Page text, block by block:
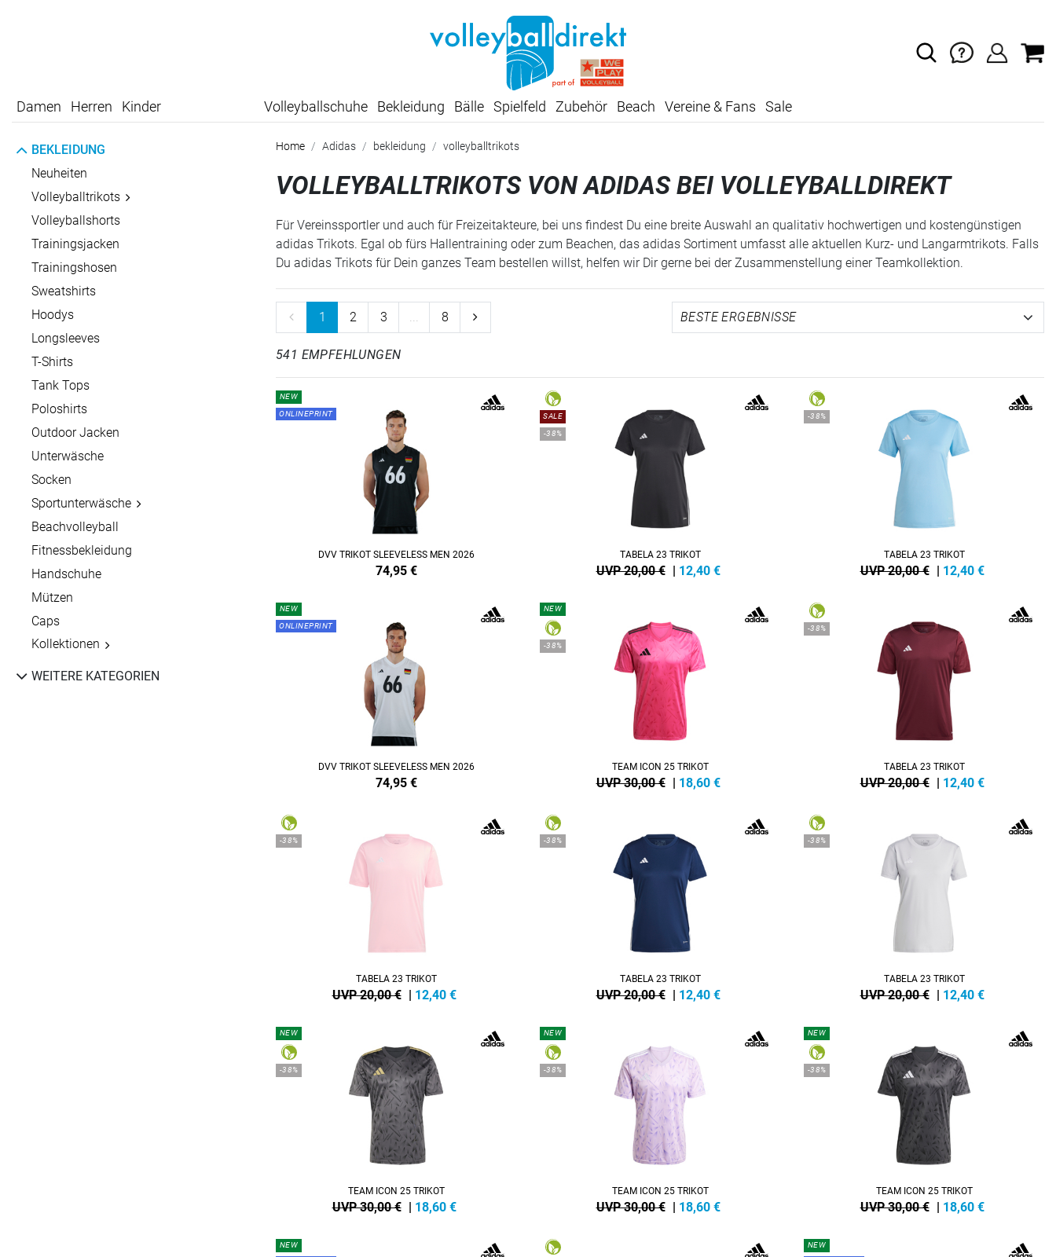
SUMMER SALE: SPARE BIS ZU 65%
Damen Herren Kinder Volleyballschuhe Bekleidung Bälle Spielfeld Zubehör Beach Vereine & Fans Sale
BEKLEIDUNG
Neuheiten
Volleyballtrikots
Volleyballshorts
Trainingsjacken
Trainingshosen
Sweatshirts
Hoodys
Longsleeves
T-Shirts
Tank Tops
Poloshirts
Outdoor Jacken
Unterwäsche
Socken
Sportunterwäsche
Beachvolleyball
Fitnessbekleidung
Handschuhe
Mützen
Caps
Kollektionen
WEITERE KATEGORIEN
Home Adidas bekleidung volleyballtrikots
VOLLEYBALLTRIKOTS VON ADIDAS BEI VOLLEYBALLDIREKT
Für Vereinssportler und auch für Freizeitakteure, bei uns findest Du eine breite Auswahl an qualitativ hochwertigen und kostengünstigen
adidas Trikots. Egal ob fürs Hallentraining oder zum Beachen, das adidas Sortiment umfasst alle aktuellen Kurz- und Langarmtrikots. Falls
Du adidas Trikots für Dein ganzes Team bestellen willst, helfen wir Dir gerne bei der Zusammenstellung einer Teamkollektion.
1 2 3 ... 8
541 EMPFEHLUNGEN
NEW
ONLINEPRINT
DVV TRIKOT SLEEVELESS MEN 2026
74,95 €
SALE
-38%
TABELA 23 TRIKOT
UVP 20,00 € | 12,40 €
-38%
TABELA 23 TRIKOT
UVP 20,00 € | 12,40 €
NEW
ONLINEPRINT
DVV TRIKOT SLEEVELESS MEN 2026
74,95 €
NEW
-38%
TEAM ICON 25 TRIKOT
UVP 30,00 € | 18,60 €
-38%
TABELA 23 TRIKOT
UVP 20,00 € | 12,40 €
-38%
TABELA 23 TRIKOT
UVP 20,00 € | 12,40 €
-38%
TABELA 23 TRIKOT
UVP 20,00 € | 12,40 €
-38%
TABELA 23 TRIKOT
UVP 20,00 € | 12,40 €
NEW
-38%
TEAM ICON 25 TRIKOT
UVP 30,00 € | 18,60 €
NEW
-38%
TEAM ICON 25 TRIKOT
UVP 30,00 € | 18,60 €
NEW
-38%
TEAM ICON 25 TRIKOT
UVP 30,00 € | 18,60 €
NEW
NEW